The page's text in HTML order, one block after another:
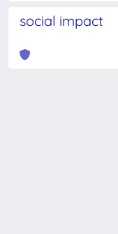
social impact